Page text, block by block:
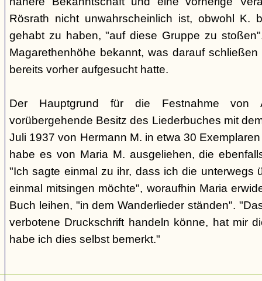
Rösrath nicht unwahrscheinlich ist, obwohl K.
gehabt zu haben, "auf diese Gruppe zu
Magarethenhöhe bekannt, was darauf
bereits vorher aufgesucht hatte.
Der Hauptgrund für die Festnahme von
vorübergehende Besitz des Liederbuches mit
Juli 1937 von Hermann M. in etwa 30
habe es von Maria M. ausgeliehen, die
"Ich sagte einmal zu ihr, dass ich die unterwegs
einmal mitsingen möchte", woraufhin Maria
Buch leihen, "in dem Wanderlieder ständen".
verbotene Druckschrift handeln könne, hat mir
habe ich dies selbst bemerkt."